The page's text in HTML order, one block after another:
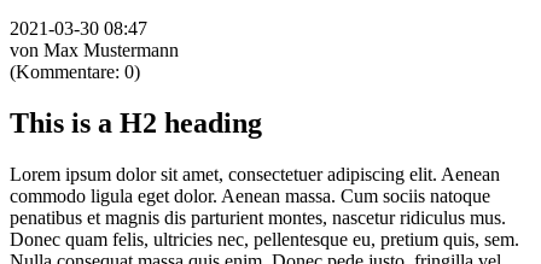
2021-03-30 08:47
von Max Mustermann
(Kommentare: 0)
This is a H2 heading
Lorem ipsum dolor sit amet, consectetuer adipiscing elit. Aenean
commodo ligula eget dolor. Aenean massa. Cum sociis natoque
penatibus et magnis dis parturient montes, nascetur ridiculus mus.
Donec quam felis, ultricies nec, pellentesque eu, pretium quis, sem.